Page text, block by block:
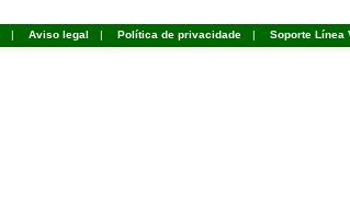
| Aviso legal | Política de privacidade | Soporte Línea